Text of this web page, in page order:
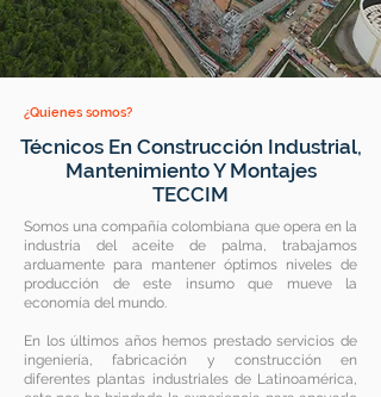
¿Quienes somos?
Técnicos En Construcción Industrial,
Mantenimiento Y Montajes
TECCIM
Somos una compañía colombiana que opera en la
industria del aceite de palma, trabajamos
arduamente para mantener óptimos niveles de
producción de este insumo que mueve la
economía del mundo.
En los últimos años hemos prestado servicios de
ingeniería, fabricación y construcción en
diferentes plantas industriales de Latinoamérica,